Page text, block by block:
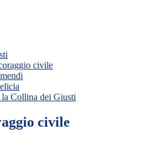
civile
Collina dei Giusti
civile